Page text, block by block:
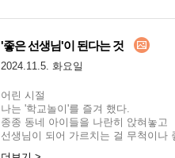
'좋은 선생님'이 된다는 것
2024.11.5. 화요일
어린 시절
나는 '학교놀이'를 즐겨 했다.
종종 동네 아이들을 나란히 앉혀놓고
선생님이 되어 가르치는 걸 무척이나